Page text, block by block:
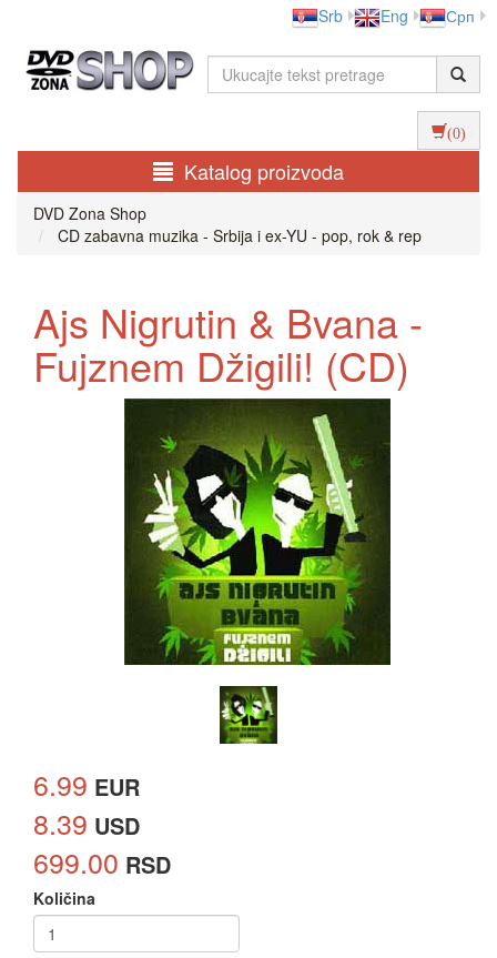
Srb Eng Срп
(0)
Katalog proizvoda
DVD Zona Shop
CD zabavna muzika - Srbija i ex-YU - pop, rok & rep
Ajs Nigrutin & Bvana -
Fujznem Džigili! (CD)
6.99 EUR
8.39 USD
699.00 RSD
Količina